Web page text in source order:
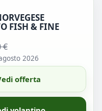
FISH & FINE
€
2026
offerta